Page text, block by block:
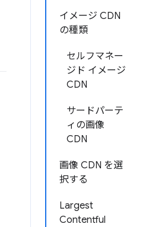
イメージ CDN
の種類
セルフマネー
ジド イメージ
CDN
サードパーテ
ィの画像
CDN
画像 CDN を選
択する
Largest
Contentful